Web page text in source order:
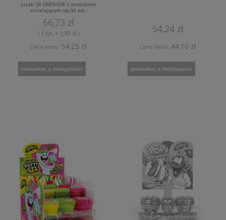
Lizaki JB GRENADE z proszkiem
strzelającym op.36 szt.
66,73 zł
( 1 szt. = 1,85 zł )
Cena netto: 54,25 zł
powiadom o dostępności
54,24 zł
Cena netto: 44,10 zł
powiadom o dostępności